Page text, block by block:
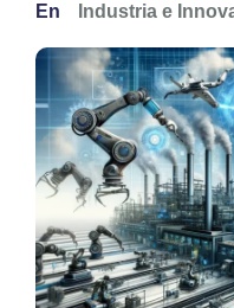
En
Industria e